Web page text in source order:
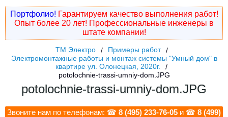
Портфолио! Гарантируем качество выполнения работ!
Опыт более 20 лет! Профессиональные инженеры в
штате компании!
ТМ Электро
Примеры работ
Электромонтажные работы и монтаж системы "Умный дом" в
квартире ул. Олонецкая, 2020г.
potolochnie-trassi-umniy-dom.JPG
potolochnie-trassi-umniy-dom.JPG
Звоните нам по телефонам: ☎ 8 (495) 233-76-05 и ☎ 8 (499)